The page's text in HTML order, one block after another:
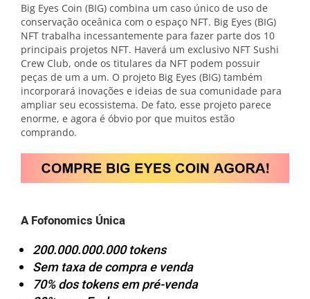
Big Eyes Coin (BIG) combina um caso único de uso de
conservação oceânica com o espaço NFT. Big Eyes (BIG)
NFT trabalha incessantemente para fazer parte dos 10
principais projetos NFT. Haverá um exclusivo NFT Sushi
Crew Club, onde os titulares da NFT podem possuir
peças de um a um. O projeto Big Eyes (BIG) também
incorporará inovações e ideias de sua comunidade para
ampliar seu ecossistema. De fato, esse projeto parece
enorme, e agora é óbvio por que muitos estão
comprando.
A Fofonomics Única
200.000.000.000 tokens
Sem taxa de compra e venda
70% dos tokens em pré-venda